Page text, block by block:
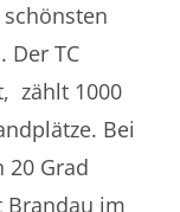
Der TC
zählt 1000
Bei
20 Grad
Brandau im